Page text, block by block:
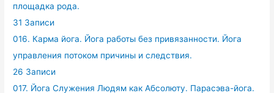
площадка рода.
31 Записи
016. Карма йога. Йога работы без привязанности. Йога
управления потоком причины и следствия.
26 Записи
017. Йога Служения Людям как Абсолюту. Парасэва-йога.